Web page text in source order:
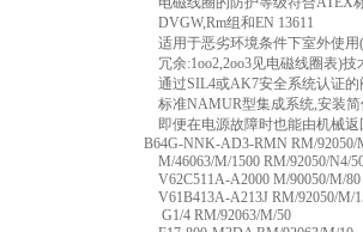
DVGW,Rm组和EN 13611
适用于恶劣环境条件下室外使用
冗余:1oo2,2oo3见电磁线圈表)技
通过SIL4或AK7安全系统认证的
标准NAMUR型集成系统,安装简
即便在电源故障时也能由机械返
B64G-NNK-AD3-RMN RM/92050/
M/46063/M/1500 RM/92050/N4/
V62C511A-A2000 M/90050/M/80
V61B413A-A213J RM/92050/M/
G1/4 RM/92063/M/50